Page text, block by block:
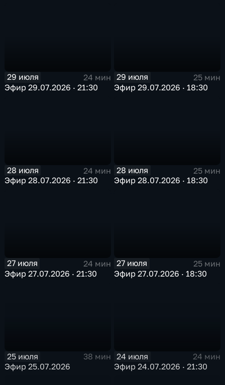
29 июля
24 мин
Эфир 29.07.2026 · 21:30
29 июля
25 мин
Эфир 29.07.2026 · 18:30
28 июля
24 мин
Эфир 28.07.2026 · 21:30
28 июля
25 мин
Эфир 28.07.2026 · 18:30
27 июля
24 мин
Эфир 27.07.2026 · 21:30
27 июля
25 мин
Эфир 27.07.2026 · 18:30
25 июля
38 мин
Эфир 25.07.2026
24 июля
24 мин
Эфир 24.07.2026 · 21:30